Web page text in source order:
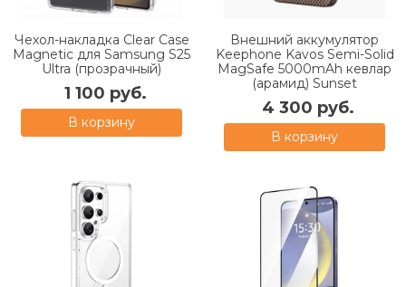
Чехол-накладка Clear Case
Magnetic для Samsung S25
Ultra (прозрачный)
1 100 руб.
В корзину
Внешний аккумулятор
Keephone Kavos Semi-Solid
MagSafe 5000mAh кевлар
(арамид) Sunset
4 300 руб.
В корзину